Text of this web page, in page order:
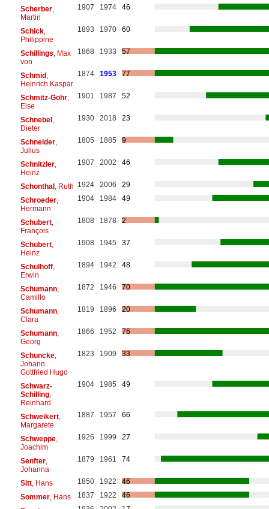
Scherber,
Martin
1907 1974 46
Schick,
Philippine
1893 1970 60
Schillings , Max
von
1868 1933 57
Schmid,
Heinrich Kaspar
1874 1953 77
Schmitz-Gohr,
Else
1901 1987 52
Schnebel,
Dieter
1930 2018 23
Schneider,
Julius
1805 1885 9
Schnitzler,
Heinz
1907 2002 46
Schonthal, Ruth 1924 2006
29
Schroeder,
Hermann
1904 1984 49
Schubert,
François
1808 1878 2
Schubert,
Heinz
1908 1945 37
Schulhoff,
Erwin
1894 1942 48
Schumann,
Camillo
1872 1946 70
Schumann,
Clara
1819 1896 20
Schumann,
Georg
1866 1952 76
Schuncke,
Johann
Gottfried Hugo
1823 1909 33
Schwarz-
Schilling,
Reinhard
1904 1985 49
Schweikert,
Margarete
1887 1957 66
Schweppe,
Joachim
1926 1999 27
Senfter,
Johanna
1879 1961 74
Sitt, Hans 1850 1922
46
Sommer, Hans 1837 1922
46